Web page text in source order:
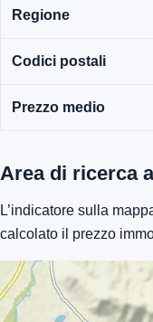
Regione
Codici postali
Prezzo medio
Area di ricerca
L’indicatore sulla
calcolato il prezzo